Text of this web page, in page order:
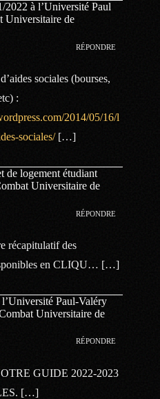
2022 à l’Université Paul
Universitaire de
RÉPONDRE
sociales (bourses,
:
2014/05/16/l
sociales/[…]
de logement étudiant
Universitaire de
RÉPONDRE
récapitulatif des
en CLIQU… […]
l’Université Paul-Valéry
Universitaire de
RÉPONDRE
GUIDE 2022-2023
[…]